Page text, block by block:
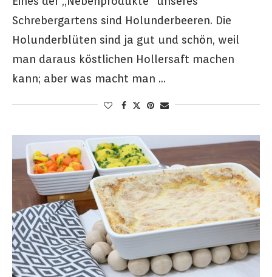
Schrebergartens sind Holunderbeeren. Die
Holunderblüten sind ja gut und schön, weil
man daraus köstlichen Hollersaft machen
kann; aber was macht man …